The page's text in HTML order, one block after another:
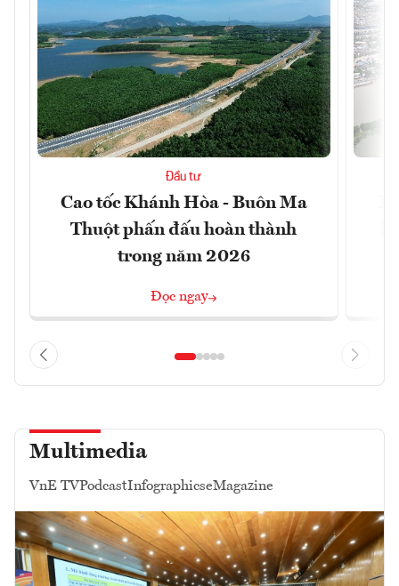
Đầu tư
Cao tốc Khánh Hòa - Buôn Ma
Thuột phấn đấu hoàn thành
trong năm 2026
Đọc ngay
Multimedia
VnE TVPodcastInfographicseMagazine